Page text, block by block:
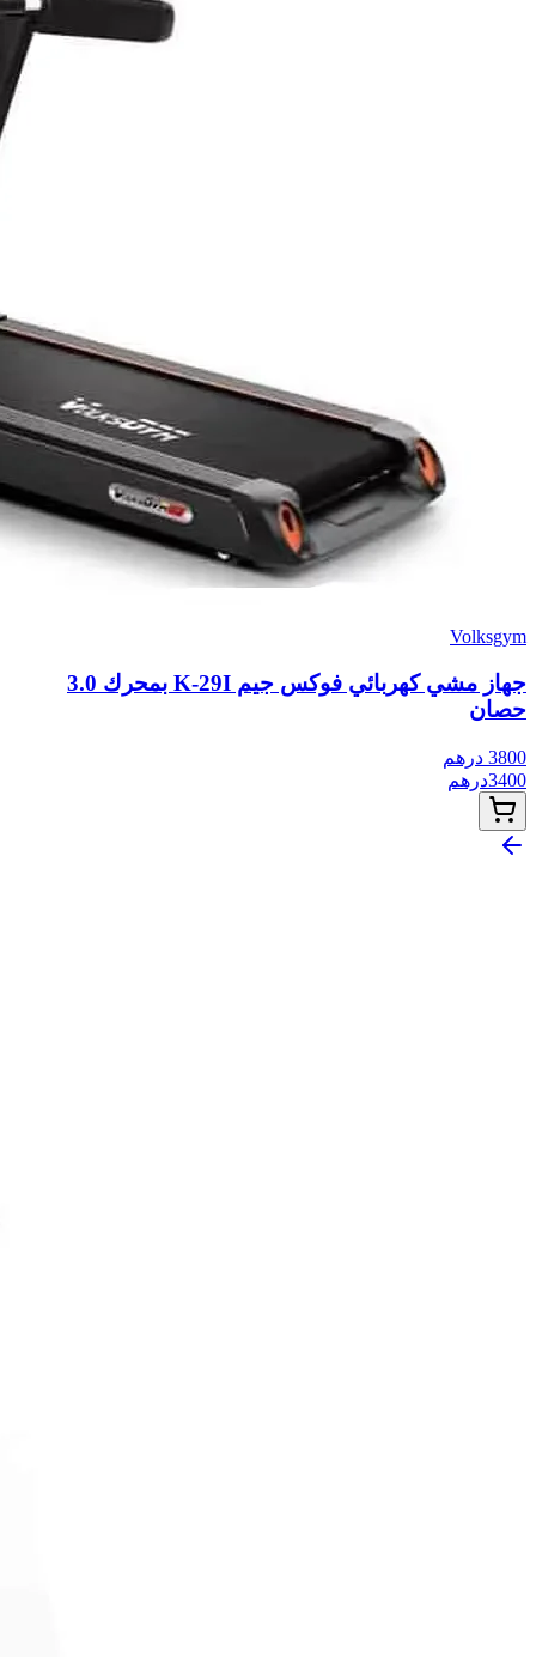
Volksgym
جهاز مشي كهربائي فوكس جيم K-29I بمحرك 3.0
حصان
3800 درهم
3400درهم